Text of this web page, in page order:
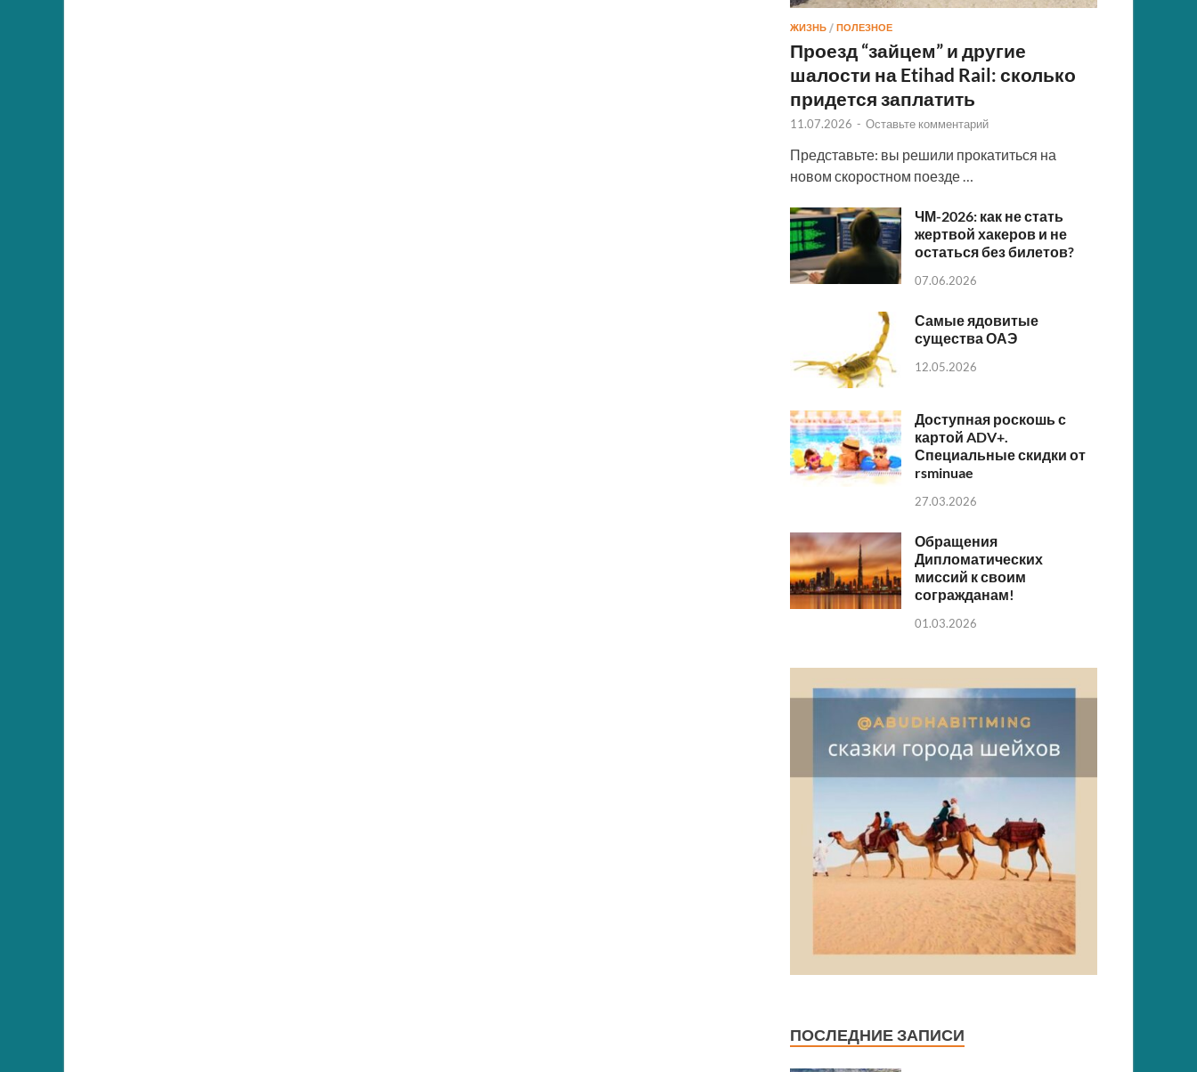
ЖИЗНЬ /ПОЛЕЗНОЕ
Проезд “зайцем” и другие
шалости на Etihad Rail: сколько
придется заплатить
11.07.2026 - Оставьте комментарий
Представьте: вы решили прокатиться на
новом скоростном поезде …
ЧМ-2026: как не стать
жертвой хакеров и не
остаться без билетов?
07.06.2026
Самые ядовитые
существа ОАЭ
12.05.2026
Доступная роскошь с
картой ADV+.
Специальные скидки от
rsminuae
27.03.2026
Обращения
Дипломатических
миссий к своим
согражданам!
01.03.2026
ПОСЛЕДНИЕ ЗАПИСИ